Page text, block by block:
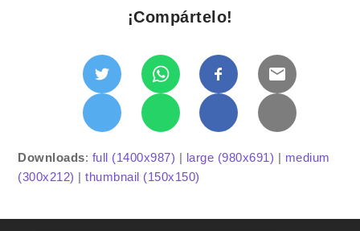
¡Compártelo!
Downloads: full (1400x987) | large (980x691) | medium
(300x212) |thumbnail (150x150)